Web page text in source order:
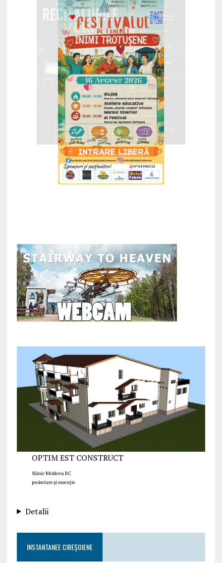
OPTIM EST CONSTRUCT
Slănic Moldova BC
proiectare și execuție
Detalii
INSTANTANEE CIREȘOIENE